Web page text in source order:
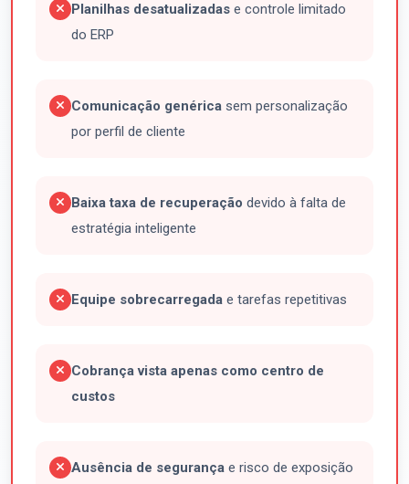
Planilhas desatualizadas e controle limitado
do ERP
Comunicação genérica sem personalização
por perfil de cliente
Baixa taxa de recuperação devido à falta de
estratégia inteligente
Equipe sobrecarregada e tarefas repetitivas
Cobrança vista apenas como centro de
custos
Ausência de segurança e risco de exposição